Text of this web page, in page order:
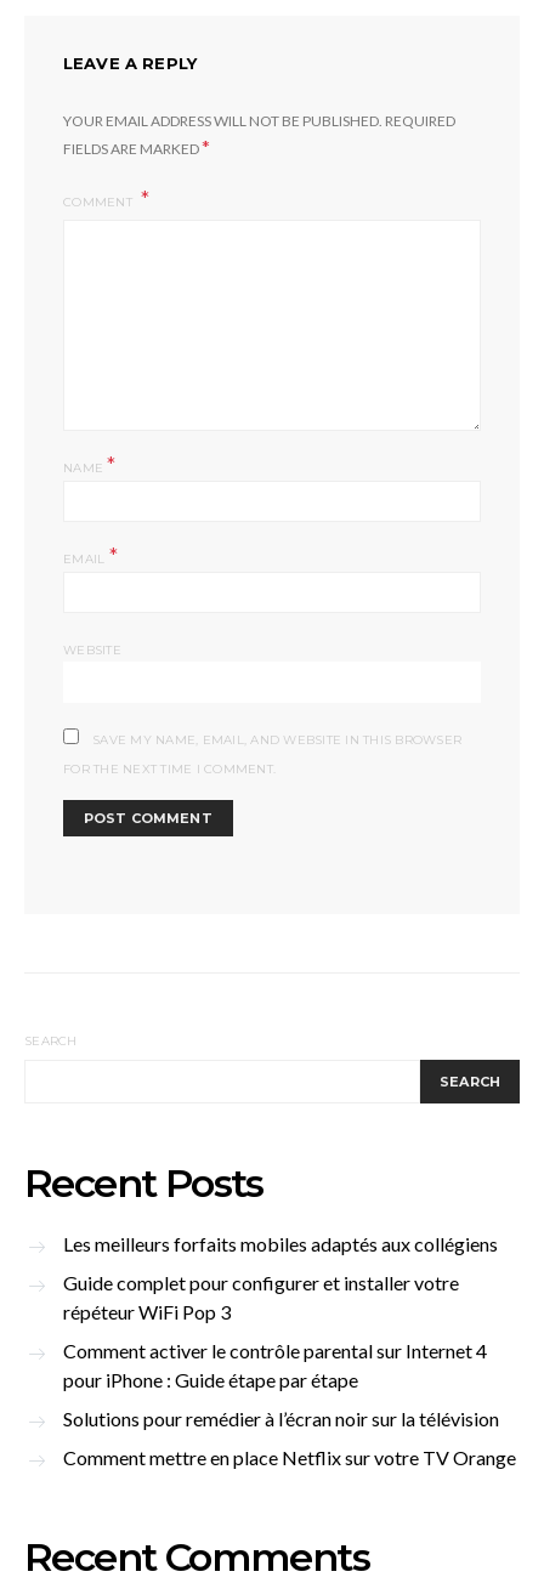
LEAVE A REPLY
YOUR EMAIL ADDRESS WILL NOT BE PUBLISHED. REQUIRED
FIELDS ARE MARKED*
COMMENT
NAME *
EMAIL *
WEBSITE
SAVE MY NAME, EMAIL, AND WEBSITE IN THIS BROWSER
FOR THE NEXT TIME I COMMENT.
SEARCH
SEARCH
Recent Posts
Les meilleurs forfaits mobiles adaptés aux collégiens
Guide complet pour configurer et installer votre
répéteur WiFi Pop 3
Comment activer le contrôle parental sur Internet 4
pour iPhone : Guide étape par étape
Solutions pour remédier à l’écran noir sur la télévision
Comment mettre en place Netflix sur votre TV Orange
Recent Comments